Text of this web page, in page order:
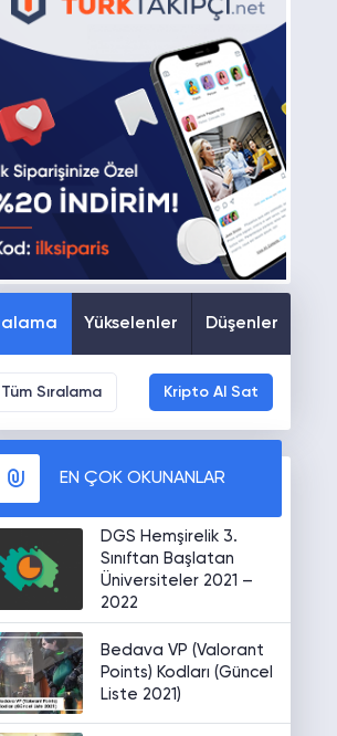
Yükselenler Düşenler
Tüm Sıralama Kripto Al Sat
EN ÇOK OKUNANLAR
DGS Hemşirelik 3.
Sınıftan Başlatan
Üniversiteler 2021 –
2022
Bedava VP (Valorant
Points) Kodları (Güncel
Liste 2021)